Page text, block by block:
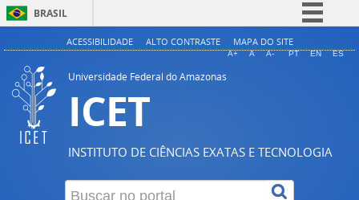
BRASIL
Simplifique!
ACESSIBILIDADE ALTO CONTRASTE MAPA DO SITE
A+ A A- PT EN ES
Universidade Federal do Amazonas
ICET
INSTITUTO DE CIÊNCIAS EXATAS E TECNOLOGIA